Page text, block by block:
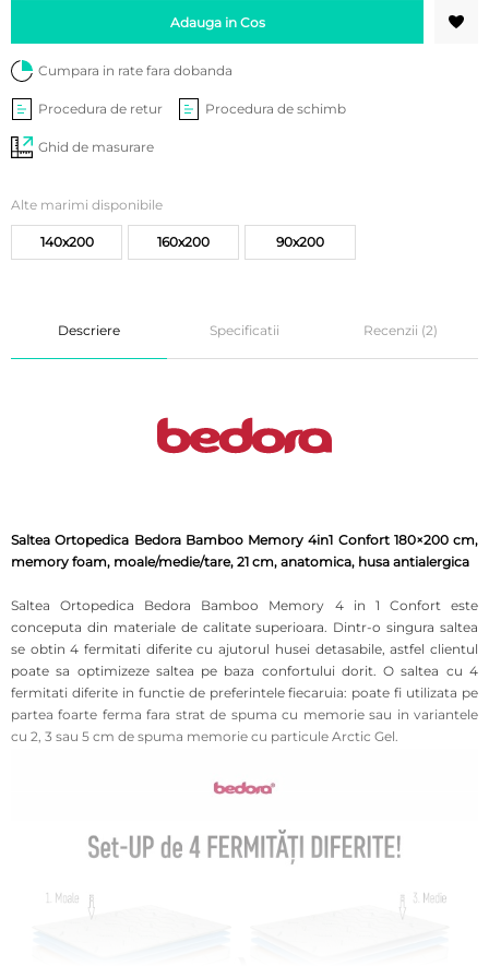
Adauga in Cos
Cumpara in rate fara dobanda
Procedura de retur Procedura de schimb
Ghid de masurare
Alte marimi disponibile
140x200 160x200 90x200
Descriere Specificatii Recenzii (2)
Saltea Ortopedica Bedora Bamboo Memory 4in1 Confort 180×200 cm,
memory foam, moale/medie/tare, 21 cm, anatomica, husa antialergica
Saltea Ortopedica Bedora Bamboo Memory 4 in 1 Confort este
conceputa din materiale de calitate superioara. Dintr-o singura saltea
se obtin 4 fermitati diferite cu ajutorul husei detasabile, astfel clientul
poate sa optimizeze saltea pe baza confortului dorit. O saltea cu 4
fermitati diferite in functie de preferintele fiecaruia: poate fi utilizata pe
partea foarte ferma fara strat de spuma cu memorie sau in variantele
cu 2, 3 sau 5 cm de spuma memorie cu particule Arctic Gel.